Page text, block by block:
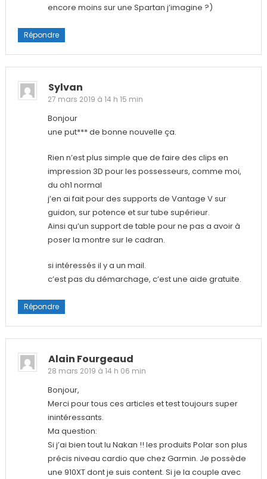
encore moins sur une Spartan j’imagine ?)
Répondre
Sylvan
27 mars 2019 à 14 h 15 min
Bonjour
une put*** de bonne nouvelle ça.
Rien n’est plus simple que de faire des clips en
impression 3D pour les possesseurs, comme moi,
du oh1 normal
j’en ai fait pour des supports de Vantage V sur
guidon, sur potence et sur tube supérieur.
Ainsi qu’un support de table pour ne pas a avoir à
poser la montre sur le cadran.
si intéressés il y a un mail.
c’est pas du démarchage, c’est une aide gratuite.
Répondre
Alain Fourgeaud
28 mars 2019 à 14 h 06 min
Bonjour,
Merci pour tous ces articles et test toujours super
inintéressants.
Ma question:
Si j’ai bien tout lu Nakan !! les produits Polar son plus
précis niveau cardio que chez Garmin. Je possède
une 910XT dont je suis content. Si je la couple avec